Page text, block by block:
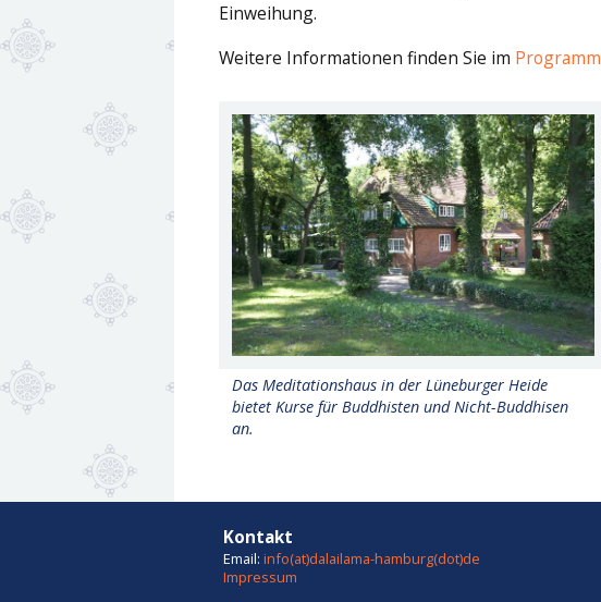
Einweihung.
Weitere Informationen finden Sie im Programm
Das Meditationshaus in der Lüneburger Heide
bietet Kurse für Buddhisten und Nicht-Buddhisen
an.
Kontakt
Email: info(at)dalailama-hamburg(dot)de
Impressum